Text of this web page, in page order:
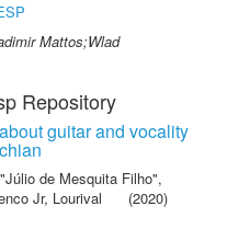
Mattos;Wlad
Repository
guitar and vocality
de Mesquita Filho",
Jr, Lourival
(2020)